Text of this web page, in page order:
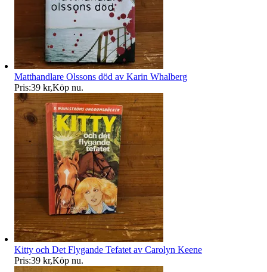
Matthandlare Olssons död av Karin Whalberg
Pris:39 kr,Köp nu.
Kitty och Det Flygande Tefatet av Carolyn Keene
Pris:39 kr,Köp nu.